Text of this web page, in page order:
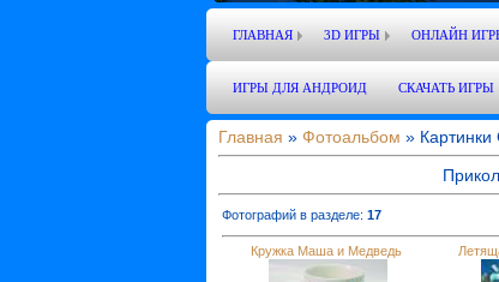
ГЛАВНАЯ 3D ИГРЫ ОНЛАЙН
ИГРЫ ДЛЯ АНДРОИД СКАЧАТЬ ИГРЫ
Главная » Фотоальбом » Картинки
Фотографий в разделе: 17
Кружка Маша и Медведь